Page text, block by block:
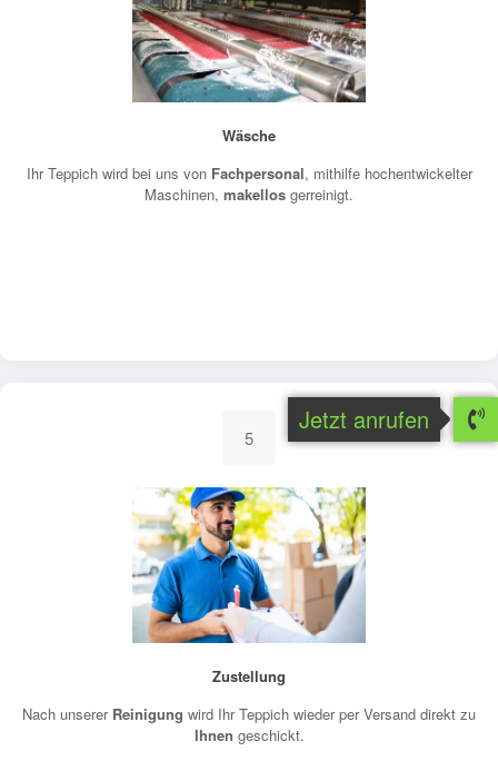
Wäsche
Ihr Teppich wird bei uns von Fachpersonal, mithilfe hochentwickelter
Maschinen, makellos gerreinigt.
5
Zustellung
Nach unserer Reinigung wird Ihr Teppich wieder per Versand direkt zu
Ihnen geschickt.
Jetzt anrufen